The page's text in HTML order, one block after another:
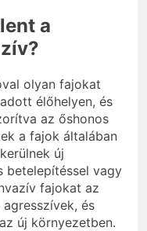
a
olyan fajokat
élőhelyen, és
az őshonos
a fajok általában
új
betelepítéssel vagy
fajokat az
és
új környezetben.